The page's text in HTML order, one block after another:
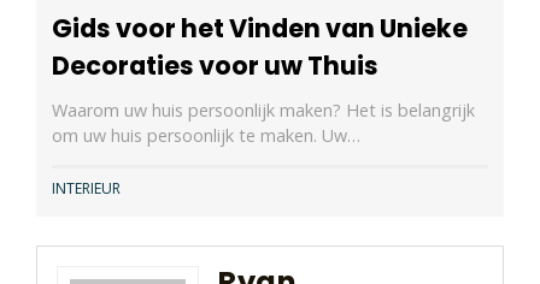
Gids voor het Vinden van Unieke
Decoraties voor uw Thuis
Waarom uw huis persoonlijk maken? Het is belangrijk
om uw huis persoonlijk te maken. Uw…
INTERIEUR